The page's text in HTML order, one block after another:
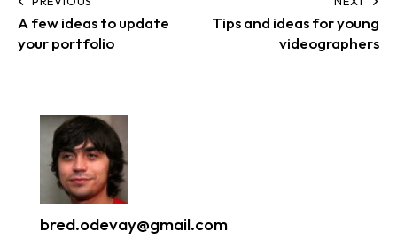
A few ideas to update
your portfolio
Tips and ideas for young
videographers
bred.odevay@gmail.com